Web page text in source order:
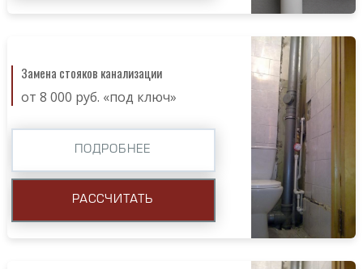
Замена стояков канализации
от 8 000 руб. «под ключ»
ПОДРОБНЕЕ
РАССЧИТАТЬ